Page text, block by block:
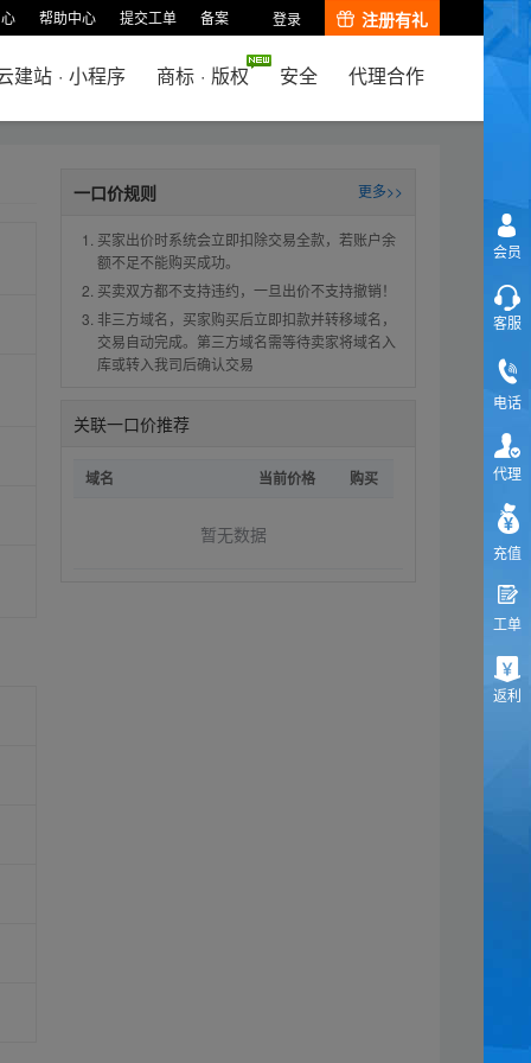
帮助中心 提交工单 备案 登录 注册有礼
建站 · 小程序 商标 · 版权 安全 代理合作
一口价规则 更多>>
买家出价时系统会立即扣除交易全款，若账户余
额不足不能购买成功。
买卖双方都不支持违约，一旦出价不支持撤销！
非三方域名，买家购买后立即扣款并转移域名，
交易自动完成。第三方域名需等待卖家将域名入
库或转入我司后确认交易
关联一口价推荐
域名 当前价格 购买
暂无数据
会员
客服
电话
代理
充值
工单
返利